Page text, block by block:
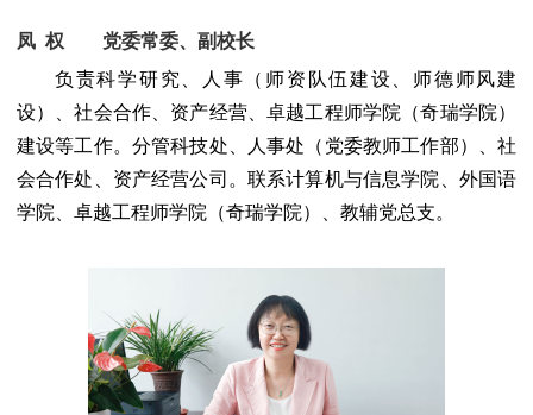
凤 权 党委常委、副校长
负责科学研究、人事（师资队伍建设、师德师风建
设）、社会合作、资产经营、卓越工程师学院（奇瑞学院）
建设等工作。分管科技处、人事处（党委教师工作部）、社
会合作处、资产经营公司。联系计算机与信息学院、外国语
学院、卓越工程师学院（奇瑞学院）、教辅党总支。